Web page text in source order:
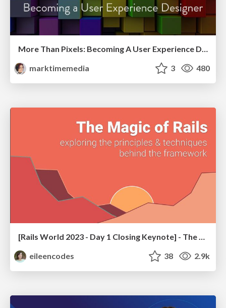
More Than Pixels: Becoming A User Experience Designer
marktimemedia
3 480
[Rails World 2023 - Day 1 Closing Keynote] - The Magic of Rails
eileencodes
38 2.9k